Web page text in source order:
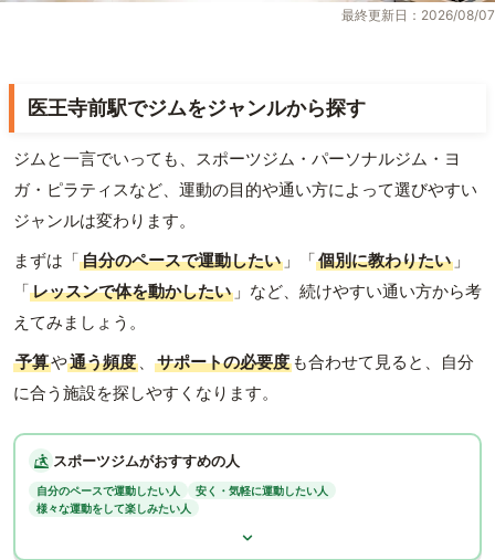
最終更新日：2026/08/07
医王寺前駅でジムをジャンルから探す
ジムと一言でいっても、スポーツジム・パーソナルジム・ヨ
ガ・ピラティスなど、運動の目的や通い方によって選びやすい
ジャンルは変わります。
まずは「自分のペースで運動したい 」「個別に教わりたい 」
「レッスンで体を動かしたい 」など、続けやすい通い方から考
えてみましょう。
予算や通う頻度 、 サポートの必要度 も合わせて見ると、自分
に合う施設を探しやすくなります。
スポーツジムがおすすめの人
自分のペースで運動したい人
安く・気軽に運動したい人
様々な運動をして楽しみたい人